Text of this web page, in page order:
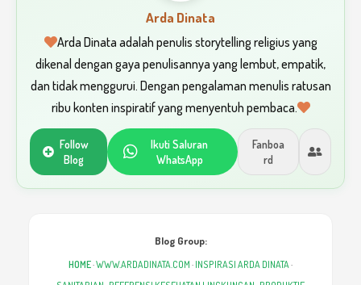
Arda Dinata
Arda Dinata adalah penulis storytelling religius yang
dikenal dengan gaya penulisannya yang lembut, empatik,
dan tidak menggurui. Dengan pengalaman menulis ratusan
ribu konten inspiratif yang menyentuh pembaca.
Follow
Blog
Ikuti Saluran
WhatsApp
Fanboa
rd
Blog Group:
HOME·WWW.ARDADINATA.COM · INSPIRASI ARDA DINATA·